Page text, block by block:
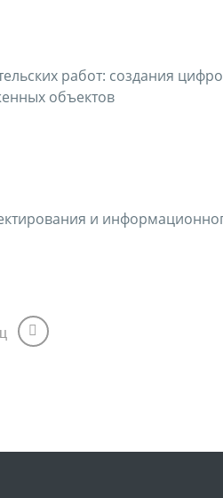
работ: создания
объектов
и